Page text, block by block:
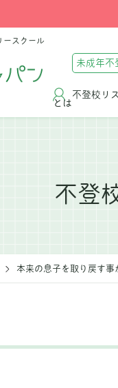
スクール
未成年不
不登校リ
とは
不登
本来の息子を取り戻す事